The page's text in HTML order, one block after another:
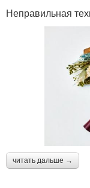
Неправильная
читать дальше →